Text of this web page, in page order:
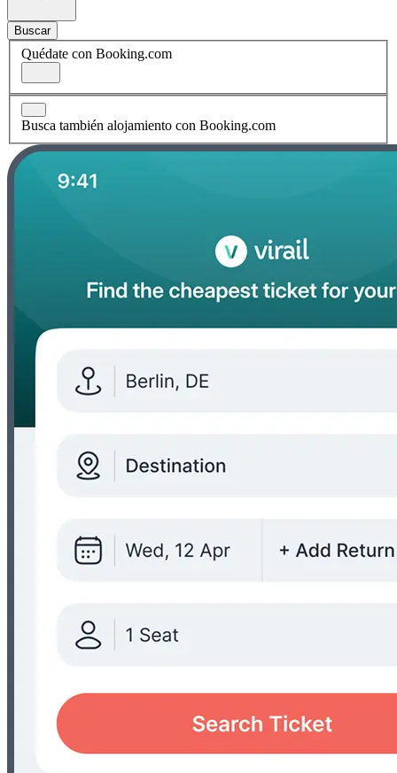
Buscar
Quédate con Booking.com
Busca también alojamiento con Booking.com